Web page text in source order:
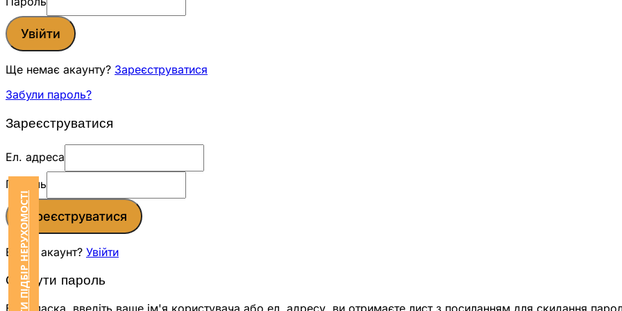
ЗАМОВИТИ ПІДБІР НЕРУХОМОСТІ
Увійти
Ще немає акаунту? Зареєструватися
Забули пароль?
Зареєструватися
Ел. адреса
Пароль
Зареєструватися
Вже є акаунт? Увійти
Скинути пароль
Будь ласка, введіть ваше ім'я користувача або ел. адресу, ви отримаєте лист з посиланням для скидання